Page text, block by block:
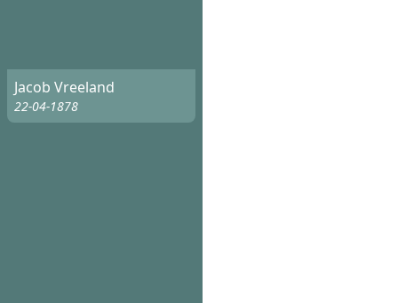
Jacob Vreeland
22-04-1878